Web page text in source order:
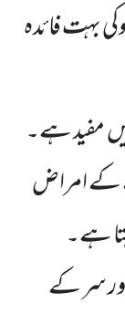
بہت فائدہ
مفید ہے۔
امراض
ہے۔
سر کے